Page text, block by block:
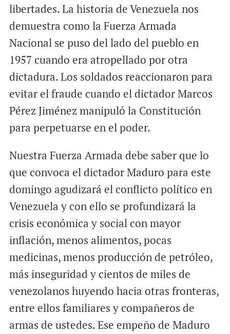
libertades. La historia de Venezuela nos
demuestra como la Fuerza Armada
Nacional se puso del lado del pueblo en
1957 cuando era atropellado por otra
dictadura. Los soldados reaccionaron para
evitar el fraude cuando el dictador Marcos
Pérez Jiménez manipuló la Constitución
para perpetuarse en el poder.
Nuestra Fuerza Armada debe saber que lo
que convoca el dictador Maduro para este
domingo agudizará el conflicto político en
Venezuela y con ello se profundizará la
crisis económica y social con mayor
inflación, menos alimentos, pocas
medicinas, menos producción de petróleo,
más inseguridad y cientos de miles de
venezolanos huyendo hacia otras fronteras,
entre ellos familiares y compañeros de
armas de ustedes. Ese empeño de Maduro